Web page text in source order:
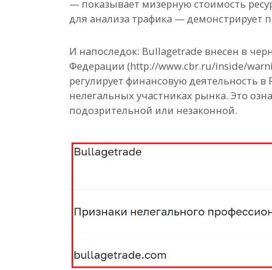
— показывает мизерную стоимость
для анализа трафика — демонстрирует
И напоследок: Bullagetrade внесен в
Федерации (http://www.cbr.ru/inside/
регулирует финансовую деятельность
нелегальных участниках рынка. Это
подозрительной или незаконной.